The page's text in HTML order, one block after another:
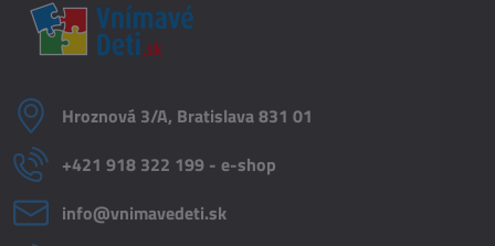
Hroznová 3/A, Bratislava 831 01
+421 918 322 199 - e-shop
info​@vnimavedeti​.sk